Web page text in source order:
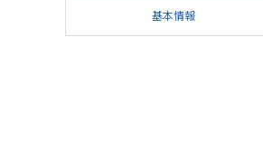
基本情報